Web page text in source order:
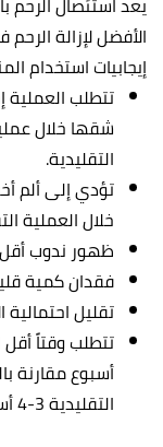
الأفضل لإزالة
إيجابيات استخدام
تتطلب
شقها خلال
التقليدية.
تؤدي إلى ألم
خلال العملية
ظهور ندوب
فقدان كمية
تقليل احتمالية
أسبوع مقارنة
التقليدية 3-4 أسابيع.